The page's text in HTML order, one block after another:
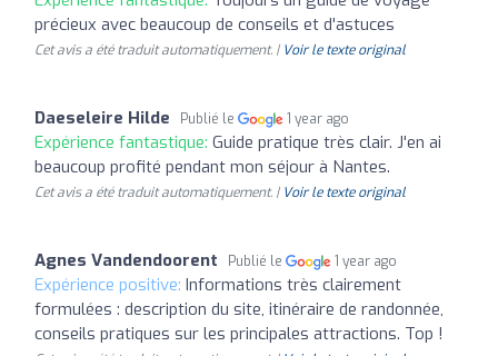
précieux avec beaucoup de conseils et d'astuces
Cet avis a été traduit automatiquement. | Voir le texte original
Daeseleire Hilde Publié le 1 year ago
Expérience fantastique: Guide pratique très clair. J'en ai
beaucoup profité pendant mon séjour à Nantes.
Cet avis a été traduit automatiquement. | Voir le texte original
Agnes Vandendoorent Publié le 1 year ago
Expérience positive: Informations très clairement
formulées : description du site, itinéraire de randonnée,
conseils pratiques sur les principales attractions. Top !